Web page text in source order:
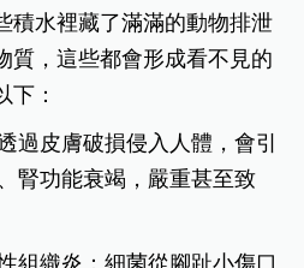
積水裡藏了滿滿的動物排泄
質，這些都會形成看不見的
下：
過皮膚破損侵入人體，會引
腎功能衰竭，嚴重甚至致
組織炎：細菌從腳趾小傷口